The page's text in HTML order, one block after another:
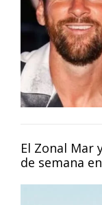
El Zonal Mar
de semana